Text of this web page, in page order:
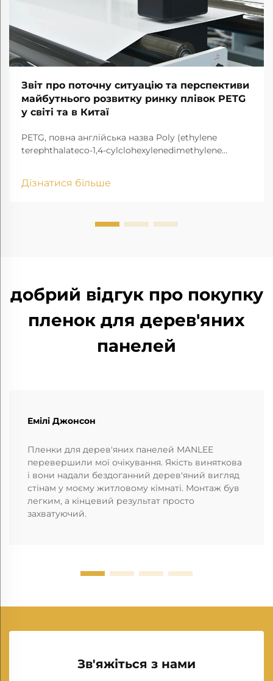
Звіт про поточну ситуацію та перспективи
майбутнього розвитку ринку плівок PETG
у світі та в Китаї
PETG, повна англійська назва Poly (ethylene
terephthalateco-1,4-cylclohexylenedimethylene
Дізнатися більше
добрий відгук про покупку
пленок для дерев'яних
панелей
Емілі Джонсон
Пленки для дерев'яних панелей MANLEE
перевершили мої очікування. Якість виняткова
і вони надали бездоганний дерев'яний вигляд
стінам у моєму житловому кімнаті. Монтаж був
легким, а кінцевий результат просто
захватуючий.
Зв'яжіться з нами